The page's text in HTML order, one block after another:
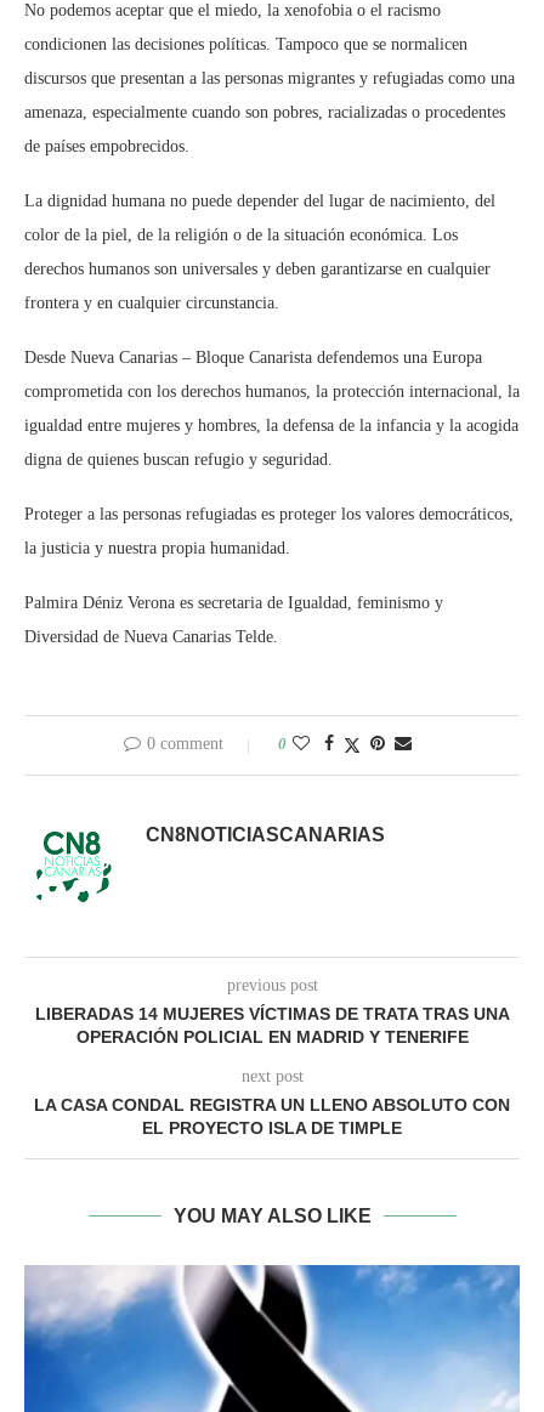
No podemos aceptar que el miedo, la xenofobia o el racismo
condicionen las decisiones políticas. Tampoco que se normalicen
discursos que presentan a las personas migrantes y refugiadas como una
amenaza, especialmente cuando son pobres, racializadas o procedentes
de países empobrecidos.
La dignidad humana no puede depender del lugar de nacimiento, del
color de la piel, de la religión o de la situación económica. Los
derechos humanos son universales y deben garantizarse en cualquier
frontera y en cualquier circunstancia.
Desde Nueva Canarias – Bloque Canarista defendemos una Europa
comprometida con los derechos humanos, la protección internacional, la
igualdad entre mujeres y hombres, la defensa de la infancia y la acogida
digna de quienes buscan refugio y seguridad.
Proteger a las personas refugiadas es proteger los valores democráticos,
la justicia y nuestra propia humanidad.
Palmira Déniz Verona es secretaria de Igualdad, feminismo y
Diversidad de Nueva Canarias Telde.
0 comment 0
CN8NOTICIASCANARIAS
previous post
LIBERADAS 14 MUJERES VÍCTIMAS DE TRATA TRAS UNA
OPERACIÓN POLICIAL EN MADRID Y TENERIFE
next post
LA CASA CONDAL REGISTRA UN LLENO ABSOLUTO CON
EL PROYECTO ISLA DE TIMPLE
YOU MAY ALSO LIKE